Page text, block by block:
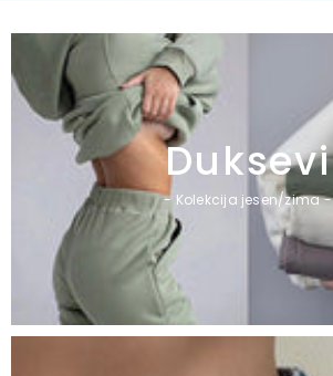
Duksevi
- Kolekcija jesen/zima -